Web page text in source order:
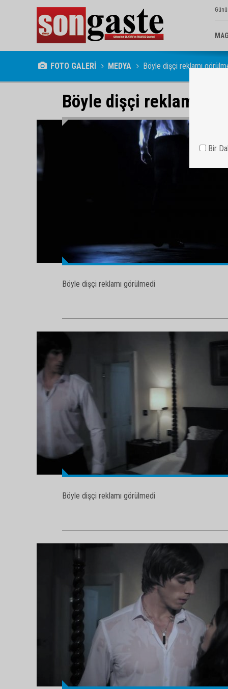
FOTO GALERİ MEDYA Böyle dişçi reklamı
Böyle dişçi reklamı
Böyle dişçi reklamı görülmedi
Böyle dişçi reklamı görülmedi
Bir